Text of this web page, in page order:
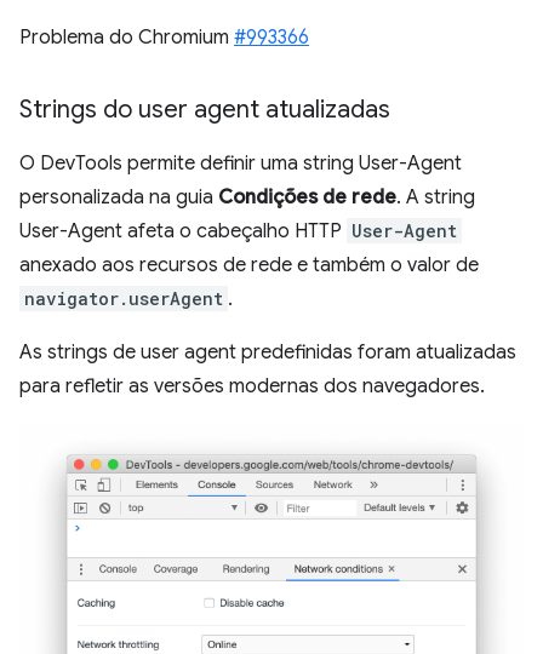
Problema do Chromium #993366
Strings do user agent atualizadas
O DevTools permite definir uma string User-Agent
personalizada na guia Condições de rede. A string
User-Agent afeta o cabeçalho HTTP User-Agent
anexado aos recursos de rede e também o valor de
navigator.userAgent .
As strings de user agent predefinidas foram atualizadas
para refletir as versões modernas dos navegadores.